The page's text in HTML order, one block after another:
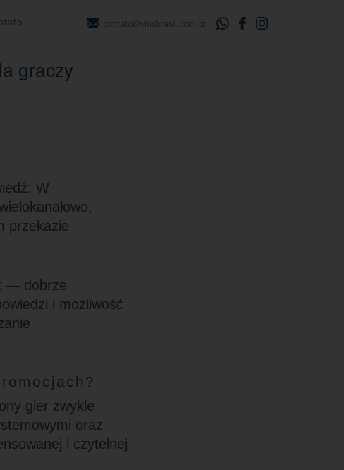
contato@yinsbrasil.com.br
graczy
W
przekazie
— dobrze
i możliwość
gier zwykle
oraz
i czytelnej